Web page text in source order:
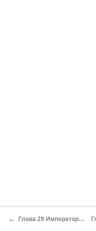
← Глава 29 Императорский Киев